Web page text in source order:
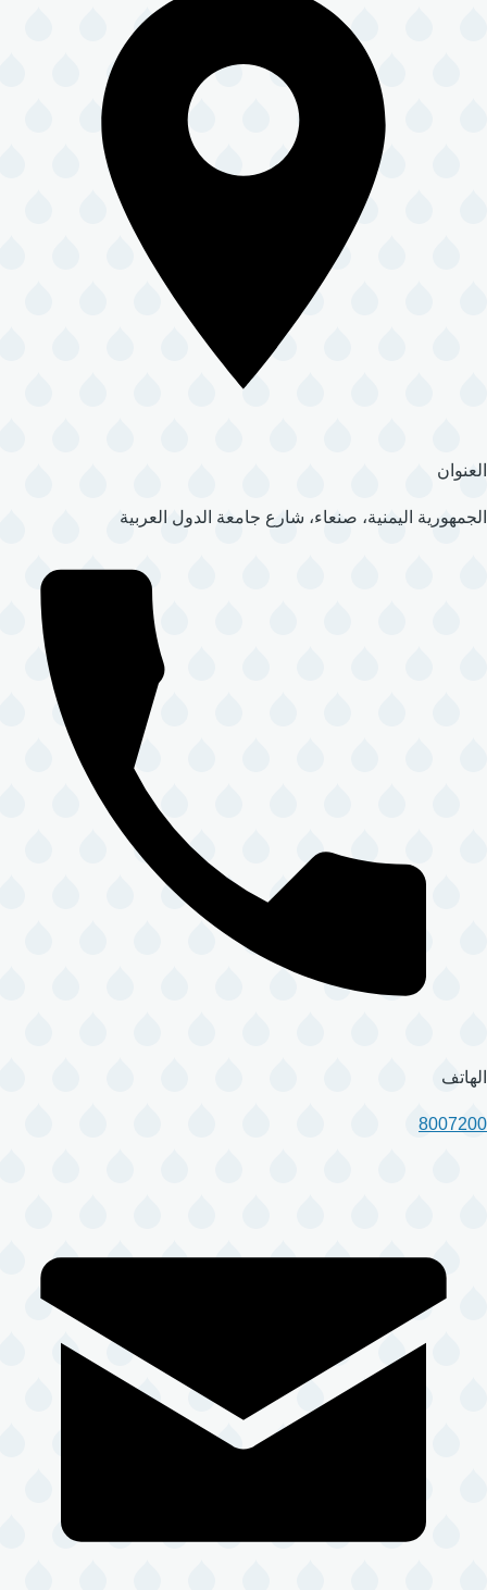
العنوان
الجمهورية اليمنية، صنعاء، شارع جامعة الدول العربية
الهاتف
8007200